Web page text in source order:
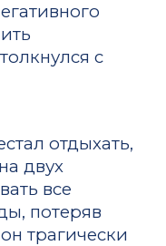
с
отдыхать,
двух
все
потеряв
трагически